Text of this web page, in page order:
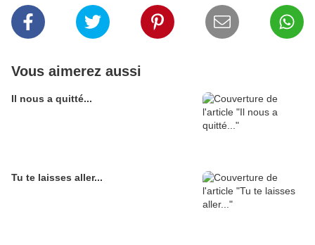
Vous aimerez aussi
Il nous a quitté...
Tu te laisses aller...